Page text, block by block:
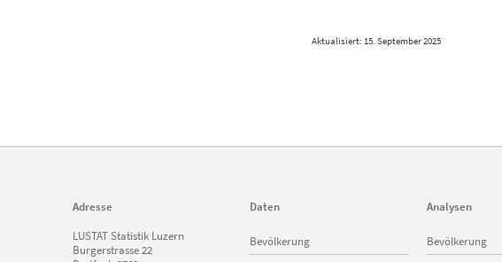
Aktualisiert: 15. September 2025
Adresse
LUSTAT Statistik Luzern
Burgerstrasse 22
Daten
Navigation
überspringen
Bevölkerung
Analysen
Navigation
überspringen
Bevölkerung